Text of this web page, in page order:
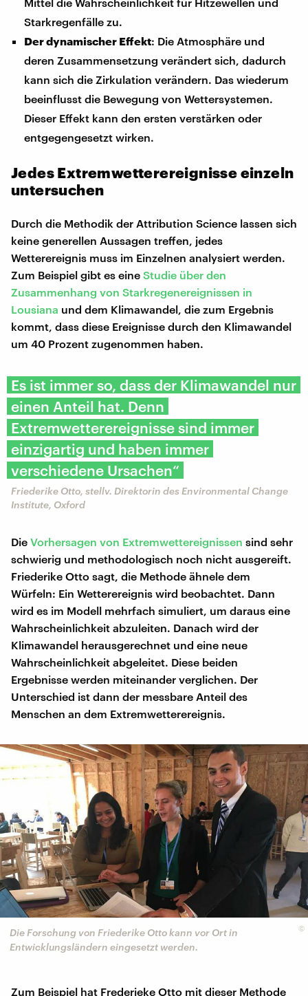
Starkregenfälle zu.
Der dynamischer Effekt: Die Atmosphäre und
deren Zusammensetzung verändert sich, dadurch
kann sich die Zirkulation verändern. Das wiederum
beeinflusst die Bewegung von Wettersystemen.
Dieser Effekt kann den ersten verstärken oder
entgegengesetzt wirken.
Jedes Extremwetterereignisse einzeln
untersuchen
Durch die Methodik der Attribution Science lassen sich
keine generellen Aussagen treffen, jedes
Wetterereignis muss im Einzelnen analysiert werden.
Zum Beispiel gibt es eine Studie über den
Zusammenhang von Starkregenereignissen in
Lousiana und dem Klimawandel, die zum Ergebnis
kommt, dass diese Ereignisse durch den Klimawandel
um 40 Prozent zugenommen haben.
Es ist immer so, dass der Klimawandel nur
einen Anteil hat. Denn
Extremwetterereignisse sind immer
einzigartig und haben immer
verschiedene Ursachen“
​Friederike Otto, stellv. Direktorin des Environmental Change
Institute, Oxford
Die Vorhersagen von Extremwettereignissen sind sehr
schwierig und methodologisch noch nicht ausgereift.
Friederike Otto sagt, die Methode ähnele dem
Würfeln: Ein Wetterereignis wird beobachtet. Dann
wird es im Modell mehrfach simuliert, um daraus eine
Wahrscheinlichkeit abzuleiten. Danach wird der
Klimawandel herausgerechnet und eine neue
Wahrscheinlichkeit abgeleitet. Diese beiden
Ergebnisse werden miteinander verglichen. Der
Unterschied ist dann der messbare Anteil des
Menschen an dem Extremwetterereignis.
©
Die Forschung von Friederike Otto kann vor Ort in
Entwicklungsländern eingesetzt werden.
Zum Beispiel hat Frederieke Otto mit dieser Methode